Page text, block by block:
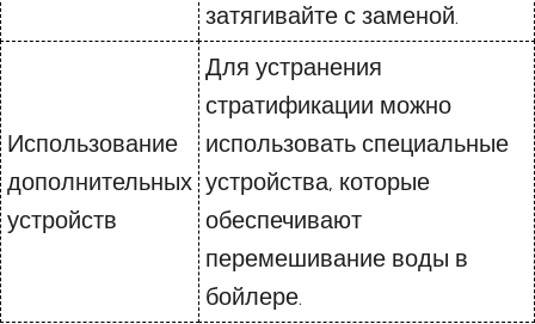
затягивайте с заменой.
Использование
дополнительных
устройств
Для устранения
стратификации можно
использовать специальные
устройства, которые
обеспечивают
перемешивание воды в
бойлере.